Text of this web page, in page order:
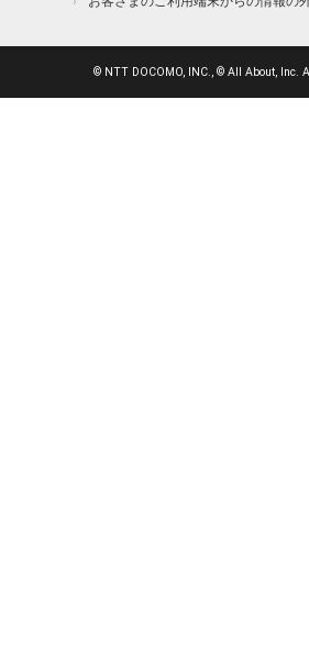
© NTT DOCOMO, INC., © All About, Inc.